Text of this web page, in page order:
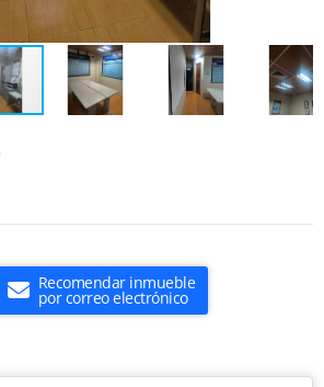
Recomendar inmueble
por correo electrónico